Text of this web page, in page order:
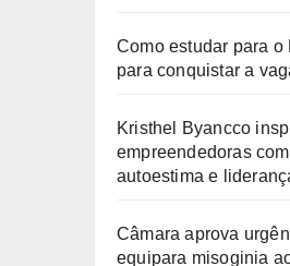
Como estudar para
para conquistar a
Kristhel Byancco
empreendedoras
autoestima e
Câmara aprova
equipara misoginia